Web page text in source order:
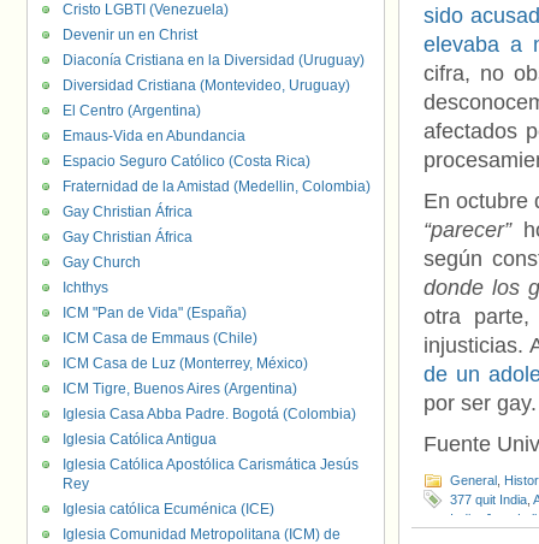
sido
elevaba a
cifra, no
afectados
En octubre
“parecer”
según
donde los
otra
injusticias.
de un
por ser gay.
Fuente
General
377 quit India
India
Jaya
Cristo LGBTI (Venezuela)
Devenir un en Christ
Diaconía Cristiana en la Diversidad (Uruguay)
Diversidad Cristiana (Montevideo, Uruguay)
El Centro (Argentina)
Emaus-Vida en Abundancia
Espacio Seguro Católico (Costa Rica)
Fraternidad de la Amistad (Medellin, Colombia)
Gay Christian África
Gay Christian África
Gay Church
Ichthys
ICM "Pan de Vida" (España)
ICM Casa de Emmaus (Chile)
ICM Casa de Luz (Monterrey, México)
ICM Tigre, Buenos Aires (Argentina)
Iglesia Casa Abba Padre. Bogotá (Colombia)
Iglesia Católica Antigua
Iglesia Católica Apostólica Carismática Jesús
Rey
Iglesia católica Ecuménica (ICE)
Iglesia Comunidad Metropolitana (ICM) de